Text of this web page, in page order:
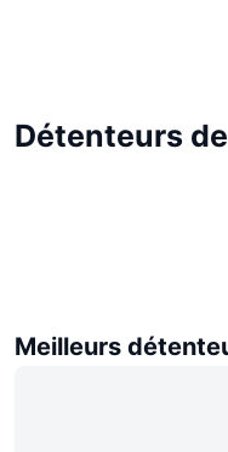
Détenteurs
Meilleurs